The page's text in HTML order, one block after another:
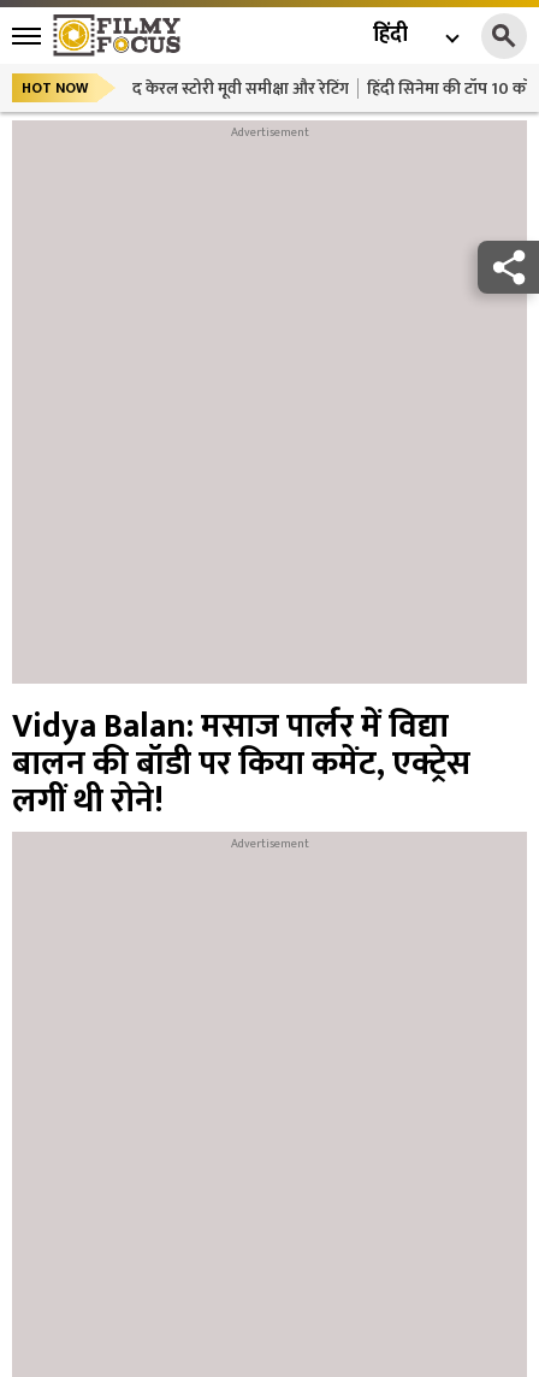
हिंदी
HOT NOW द केरल स्टोरी मूवी समीक्षा और रेटिंग हिंदी सिनेमा की टॉप 10
Vidya Balan: मसाज पार्लर में विद्या
बालन की बॉडी पर किया कमेंट, एक्ट्रेस
लगीं थी रोने!